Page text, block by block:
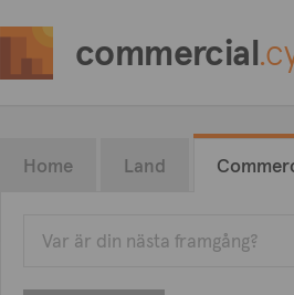
commercial
Home Land